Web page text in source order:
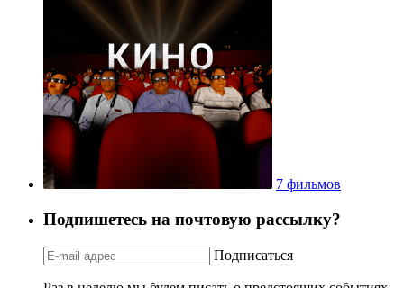
7 фильмов
Подпишетесь на почтовую рассылку?
Подписаться